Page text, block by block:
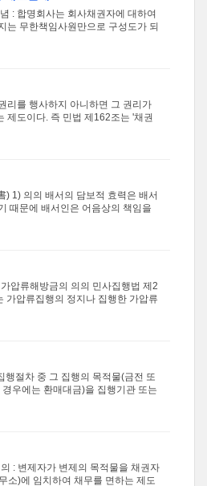
: 합명회사는 회사채권자에 대하여
는 무한책임사원만으로 구성도가 되
적으로 모든사원은 회사의 업무집행
와 의무를 진다. ※ 대표기관의 구성:
리를 행사하지 아니하면 그 권리가
제도이다. 즉 민법 제162조는 '채권
면 소멸시효가 완성한다'(제1항), '채
은 20년간 행사하지 아니하면 소멸
) 1) 의의 배서의 담보적 효력은 배서
때문에 배서인은 어음상의 책임을
로써 담보책임을 면할 수 있는데, 이
保背書라 한다. 발행인의 경우에는
압류해방금의 의의 민사집행법 제2
가압류집행의 정지나 집행한 가압류
공탁할 금액을 기재하여야 한다」
이 가압류해방금이다. (2) 가압류해
행절차 중 그 집행의 목적물(금전 또
우에는 환매대금)을 집행기관 또는
하고, 공탁소에 의해 목적물의 관
부를 행하는 경우가 있는데 이를 집
: 변제자가 변제의 목적물을 채권자
소)에 임치하여 채무를 면하는 제도